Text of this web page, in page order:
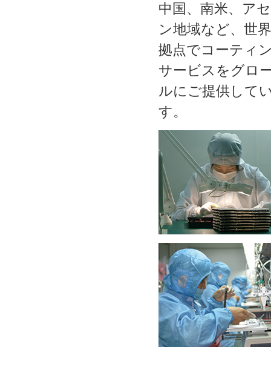
中国、南米、ア
ン地域など、世
拠点でコーティ
サービスをグロ
ルにご提供して
す。